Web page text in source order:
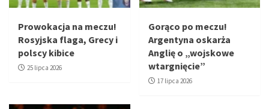
Prowokacja na meczu!
Rosyjska flaga, Grecy i
polscy kibice
25 lipca 2026
Gorąco po meczu!
Argentyna oskarża
Anglię o „wojskowe
wtargnięcie”
17 lipca 2026